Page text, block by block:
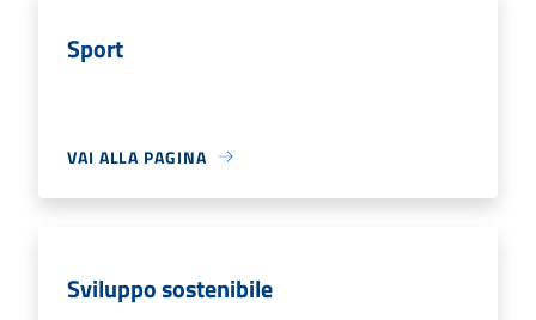
Sport
VAI ALLA PAGINA
Sviluppo sostenibile